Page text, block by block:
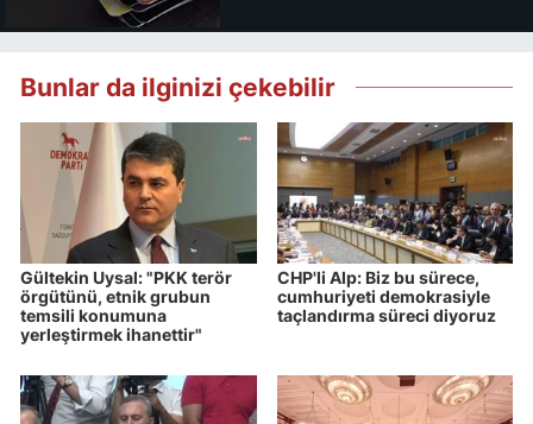
Bunlar da ilginizi çekebilir
Gültekin Uysal: "PKK terör
örgütünü, etnik grubun
temsili konumuna
yerleştirmek ihanettir"
CHP'li Alp: Biz bu sürece,
cumhuriyeti demokrasiyle
taçlandırma süreci diyoruz